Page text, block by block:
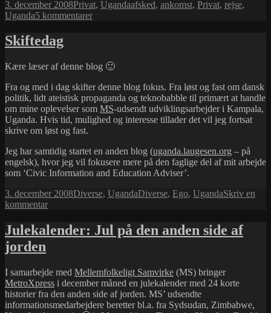
Udgivet
i
3. december 2008Kategorier
Privat, UgandaTags
afsked, ankomst, Privat, rejse,
Uganda5 kommentarertil
Skiftedag
Kære læser af denne blog 🙂
Fra og med i dag skifter denne blog fokus. Fra løst og fast om dansk
politik, lidt ateistisk propaganda og teknobabble til primært at handle
om mine oplevelser som MS-udsendt udviklingsarbejder i Kampala,
Uganda. Hvis tid, mulighed og interesse tillader det vil jeg fortsat
skrive om løst og fast.
Jeg har samtidig startet en anden blog (uganda.laugesen.org – på
engelsk), hvor jeg vil fokusere mere på den faglige del af mit arbejde
som ‘Civic Information and Education Adviser’.
Udgivet
i
3. december 2008Kategorier
Diverse, UgandaTags
Diverse, Ego, UgandaSkriv en
kommentartil
Julekalender: Jul på den anden side af
jorden
I samarbejde med Mellemfolkeligt Samvirke (MS) bringer
MetroXpress i december måned en julekalender med 24 korte
historier fra den anden side af jorden. MS’ udsendte
informationsmedarbejdere beretter bl.a. fra Sydsudan, Zimbabwe,